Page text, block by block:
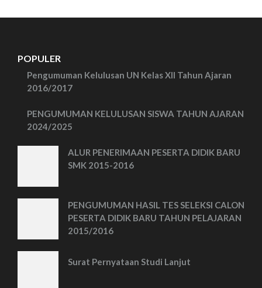
POPULER
Pengumuman Kelulusan UN Kelas XII Tahun Ajaran
2016/2017
PENGUMUMAN KELULUSAN SISWA TAHUN AJARAN
2024/2025
ALUR PENERIMAAN PESERTA DIDIK BARU
SMK 2015-2016
PENGUMUMAN HASIL TES SELEKSI CALON
PESERTA DIDIK BARU TAHUN PELAJARAN
2015/2016
Surat Pernyataan Studi Lanjut